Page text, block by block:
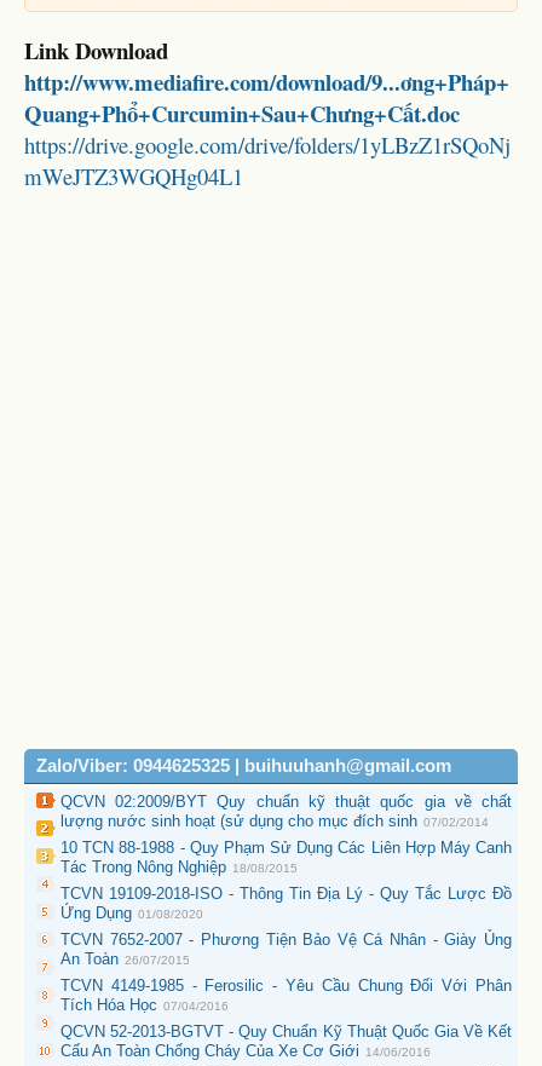
Link Download
http://www.mediafire.com/download/9...ơng+Pháp+
Quang+Phổ+Curcumin+Sau+Chưng+Cất.doc
https://drive.google.com/drive/folders/1yLBzZ1rSQoNj
mWeJTZ3WGQHg04L1
Zalo/Viber: 0944625325 | buihuuhanh@gmail.com
QCVN 02:2009/BYT Quy chuẩn kỹ thuật quốc gia về chất
lượng nước sinh hoạt (sử dụng cho mục đích sinh 07/02/2014
10 TCN 88-1988 - Quy Phạm Sử Dụng Các Liên Hợp Máy Canh
Tác Trong Nông Nghiệp 18/08/2015
TCVN 19109-2018-ISO - Thông Tin Địa Lý - Quy Tắc Lược Đồ
Ứng Dụng 01/08/2020
TCVN 7652-2007 - Phương Tiện Bảo Vệ Cá Nhân - Giày Ủng
An Toàn 26/07/2015
TCVN 4149-1985 - Ferosilic - Yêu Cầu Chung Đối Với Phân
Tích Hóa Học 07/04/2016
QCVN 52-2013-BGTVT - Quy Chuẩn Kỹ Thuật Quốc Gia Về Kết
Cấu An Toàn Chống Cháy Của Xe Cơ Giới
14/06/2016